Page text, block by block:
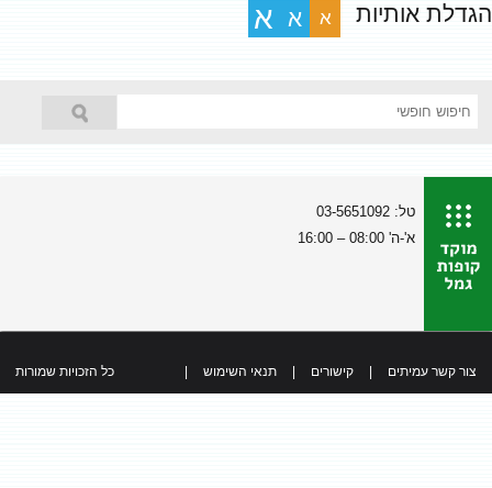
הגדלת אותיות א א א
טל: 03-5651092
א'-ה' 08:00 – 16:00
צור קשר עמיתים קישורים תנאי השימוש כל הזכויות שמורות